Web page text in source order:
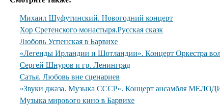
Михаил Шуфутинский. Новогодний концерт
Хор Сретенского монастыря.Русская сказк
Любовь Успенская в Барвихе
«Легенды Ирландии и Шотландии». Концерт Оркестра
Сергей Шнуров и гр. Ленинград
Сатья. Любовь вне сценариев
«Звуки джаза. Музыка СССР». Концерт ансамбля
Музыка мирового кино в Барвихе